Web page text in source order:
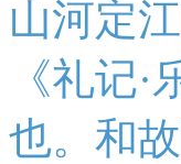
山河定
《礼记
也。和